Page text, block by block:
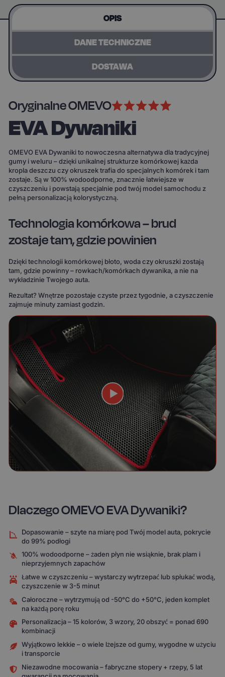
OPIS
DANE TECHNICZNE
DOSTAWA
Oryginalne OMEVO
EVA Dywaniki
OMEVO EVA Dywaniki to nowoczesna alternatywa dla tradycyjnej
gumy i weluru – dzięki unikalnej strukturze komórkowej każda
kropla deszczu czy okruszek trafia do specjalnych komórek i tam
zostaje. Są w 100% wodoodporne, znacznie łatwiejsze w
czyszczeniu i powstają specjalnie pod twój model samochodu z
pełną personalizacją kolorystyczną.
Technologia komórkowa – brud
zostaje tam, gdzie powinien
Dzięki technologii komórkowej błoto, woda czy okruszki zostają
tam, gdzie powinny – rowkach/komórkach dywanika, a nie na
wykładzinie Twojego auta.
Rezultat? Wnętrze pozostaje czyste przez tygodnie, a czyszczenie
zajmuje minuty zamiast godzin.
Dlaczego OMEVO EVA Dywaniki?
Dopasowanie – szyte na miarę pod Twój model auta, pokrycie
do 99% podłogi
100% wodoodporne – żaden płyn nie wsiąknie, brak plam i
nieprzyjemnych zapachów
Łatwe w czyszczeniu – wystarczy wytrzepać lub spłukać wodą,
czyszczenie w 3-5 minut
Całoroczne – wytrzymują od -50°C do +50°C, jeden komplet
na każdą porę roku
Personalizacja – 15 kolorów, 3 wzory, 20 obszyć = ponad 690
kombinacji
Wyjątkowo lekkie – o wiele lżejsze od gumy, wygodne w użyciu
i transporcie
Niezawodne mocowania – fabryczne stopery + rzepy, 5 lat